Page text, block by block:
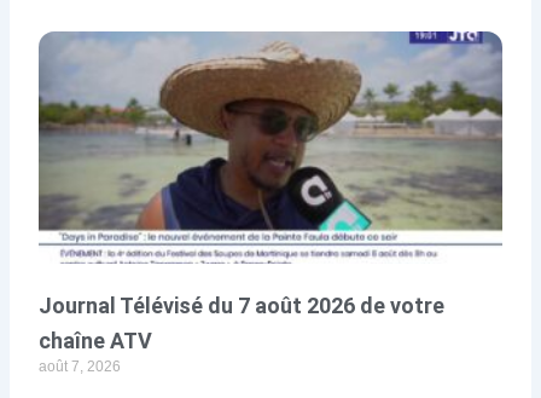
Journal Télévisé du 7 août 2026 de votre
chaîne ATV
août 7, 2026